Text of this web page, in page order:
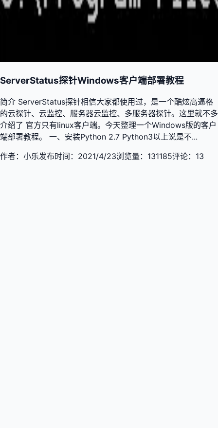
ServerStatus探针Windows客户端部署教程
简介 ServerStatus探针相信大家都使用过，是一个酷炫高逼格
的云探针、云监控、服务器云监控、多服务器探针。这里就不多
介绍了 官方只有linux客户端。今天整理一个Windows版的客户
端部署教程。 一、安装Python 2.7 Python3以上说是不...
作者： 小乐发布时间： 2021/4/23浏览量： 131185评论： 13